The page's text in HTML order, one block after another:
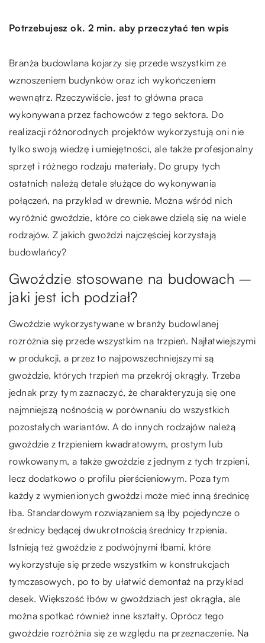
Potrzebujesz ok. 2 min. aby przeczytać ten wpis
Branża budowlana kojarzy się przede wszystkim ze
wznoszeniem budynków oraz ich wykończeniem
wewnątrz. Rzeczywiście, jest to główna praca
wykonywana przez fachowców z tego sektora. Do
realizacji różnorodnych projektów wykorzystują oni nie
tylko swoją wiedzę i umiejętności, ale także profesjonalny
sprzęt i różnego rodzaju materiały. Do grupy tych
ostatnich należą detale służące do wykonywania
połączeń, na przykład w drewnie. Można wśród nich
wyróżnić gwoździe, które co ciekawe dzielą się na wiele
rodzajów. Z jakich gwoździ najczęściej korzystają
budowlańcy?
Gwoździe stosowane na budowach –
jaki jest ich podział?
Gwoździe wykorzystywane w branży budowlanej
rozróżnia się przede wszystkim na trzpień. Najłatwiejszymi
w produkcji, a przez to najpowszechniejszymi są
gwoździe, których trzpień ma przekrój okrągły. Trzeba
jednak przy tym zaznaczyć, że charakteryzują się one
najmniejszą nośnością w porównaniu do wszystkich
pozostałych wariantów. A do innych rodzajów należą
gwoździe z trzpieniem kwadratowym, prostym lub
rowkowanym, a także gwoździe z jednym z tych trzpieni,
lecz dodatkowo o profilu pierścieniowym. Poza tym
każdy z wymienionych gwoździ może mieć inną średnicę
łba. Standardowym rozwiązaniem są łby pojedyncze o
średnicy będącej dwukrotnością średnicy trzpienia.
Istnieją też gwoździe z podwójnymi łbami, które
wykorzystuje się przede wszystkim w konstrukcjach
tymczasowych, po to by ułatwić demontaż na przykład
desek. Większość łbów w gwoździach jest okrągła, ale
można spotkać również inne kształty. Oprócz tego
gwoździe rozróżnia się ze względu na przeznaczenie. Na